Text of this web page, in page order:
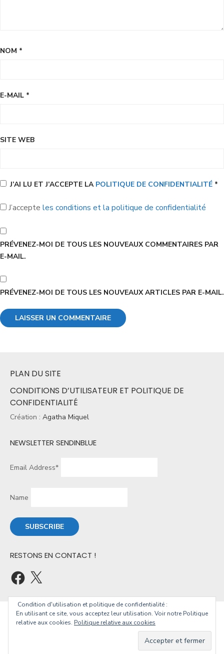
NOM *
E-MAIL *
SITE WEB
J’AI LU ET J’ACCEPTE LA POLITIQUE DE CONFIDENTIALITÉ *
J’accepte les conditions et la politique de confidentialité
PRÉVENEZ-MOI DE TOUS LES NOUVEAUX COMMENTAIRES PAR
E-MAIL.
PRÉVENEZ-MOI DE TOUS LES NOUVEAUX ARTICLES PAR E-MAIL.
PLAN DU SITE
CONDITIONS D’UTILISATEUR ET POLITIQUE DE
CONFIDENTIALITÉ
Création : Agatha Miquel
NEWSLETTER SENDINBLUE
Email Address*
Name
RESTONS EN CONTACT !
© 2026 Christophe Geourjon
Theme by Design Lab
Condition d'utilisation et politique de confidentialité :
En utilisant ce site, vous acceptez leur utilisation. Voir notre Politique
relative aux cookies. Politique relative aux cookies